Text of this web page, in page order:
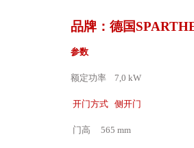
品牌：德国
参数
额定功率 7,0 kW
开门方式 侧开门
门高 565 mm